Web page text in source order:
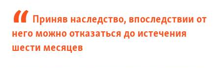
Приняв наследство, впоследствии от
него можно отказаться до истечения
шести месяцев